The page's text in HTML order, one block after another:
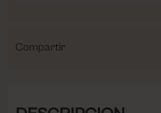
Compartir